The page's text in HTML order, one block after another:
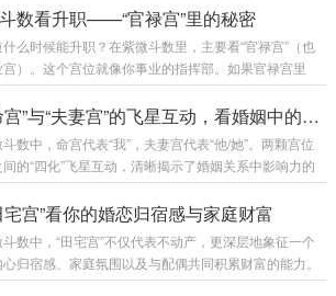
数看升职——“官禄宫”里的秘密
么时候能升职？在紫微斗数里，主要看“官禄宫”（也
宫）。这个宫位就像你事业的指挥部。如果官禄宫里
”、“天府”、“太阳”这样的“帝星”或“贵星”，那说明你天生
欲和事业格局，不甘于人下，升职是迟早的事。如果里
机”、“天梁”，可能更适合谋士、策划或监管类的职位升
看升职，不能只看官禄宫本身。还要看有没有“四化”的
如：化禄飞入官禄宫：事业有好的发展机遇，可能带
表权力在握，被赋予...
从“命宫”与“夫妻宫”的飞星互动，看婚姻中的权力流动
数中，命宫代表“我”，夫妻宫代表“他/她”。两颗宫位
的“四化”飞星互动，清晰揭示了婚姻关系中影响力的
及双方互动的核心模式。四化星（化禄、化权、化
忌）是动态能量，当它们从一宫飞入另一宫，就像发送
能量包裹，决定了关系的底色。几种关键的飞星互动：
化禄入夫妻宫能量流向：我将“禄”（福气、好感、利
对方。心理姿态：我非常喜欢、宠爱配偶，乐于为对
宅宫”看你的婚恋归宿感与家庭财富
数中，“田宅宫”不仅代表不动产，更深层地象征一个
心归宿感、家庭氛围以及与配偶共同积累财富的能力。
星曜组合，无声地描绘着你婚姻生活的“底色”与“容